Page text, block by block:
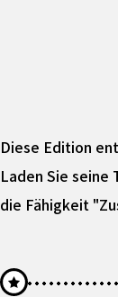
Diese Edition
Laden Sie seine
die Fähigkeit